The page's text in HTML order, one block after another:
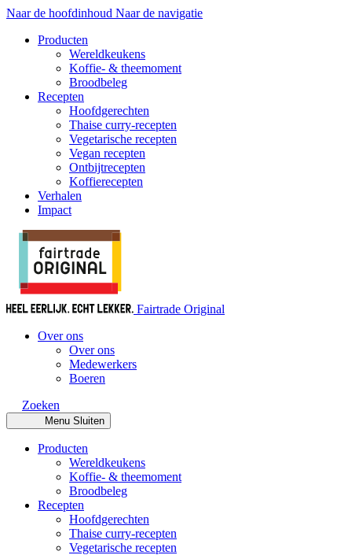
Naar de hoofdinhoud Naar de navigatie
Producten
Wereldkeukens
Koffie- & theemoment
Broodbeleg
Recepten
Hoofdgerechten
Thaise curry-recepten
Vegetarische recepten
Vegan recepten
Ontbijtrecepten
Koffierecepten
Verhalen
Impact
Fairtrade Original
Over ons
Over ons
Medewerkers
Boeren
Zoeken
Menu Sluiten
Producten
Wereldkeukens
Koffie- & theemoment
Broodbeleg
Recepten
Hoofdgerechten
Thaise curry-recepten
Vegetarische recepten